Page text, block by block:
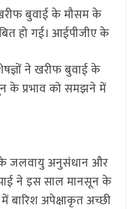
बुवाई के मौसम के
हो गई। आईपीजीए के
ने खरीफ बुवाई के
के प्रभाव को समझने में
के जलवायु अनुसंधान और
ने इस साल मानसून के
बारिश अपेक्षाकृत अच्छी